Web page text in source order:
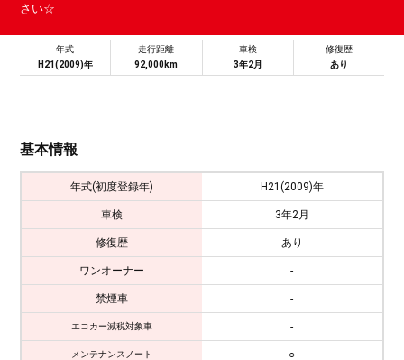
さい☆
年式
H21(2009)年
走行距離
92,000km
車検
3年2月
修復歴
あり
基本情報
年式(初度登録年) H21(2009)年
車検 3年2月
修復歴 あり
ワンオーナー -
禁煙車 -
エコカー減税対象車 -
メンテナンスノート ○